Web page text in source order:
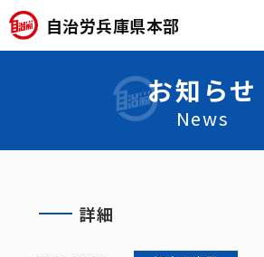
自治労兵庫県本部
お知らせ
News
詳細